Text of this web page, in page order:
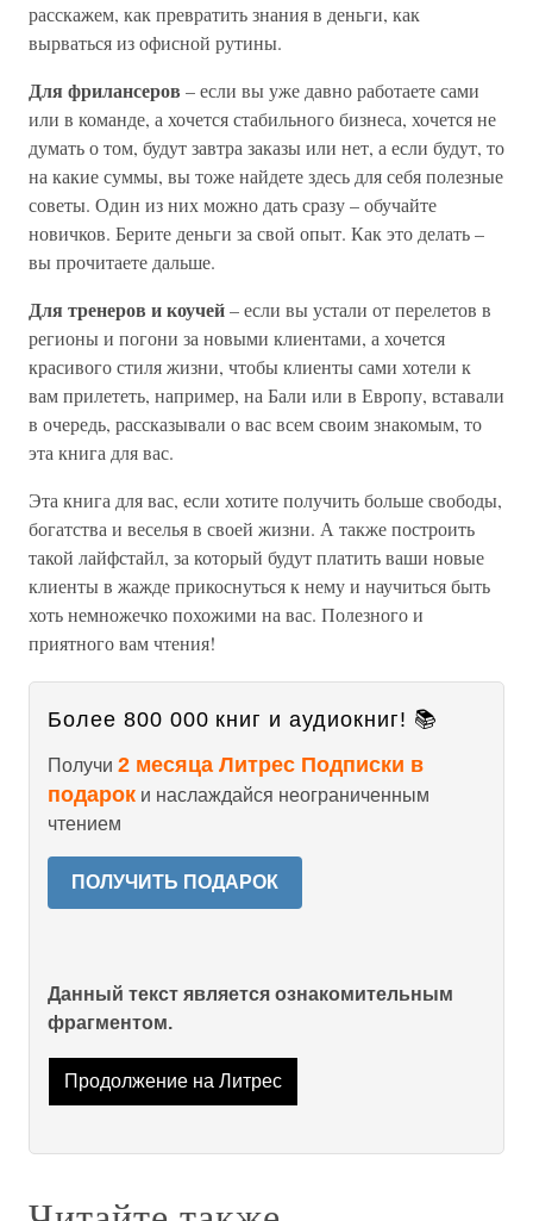
расскажем, как превратить знания в деньги, как
вырваться из офисной рутины.
Для фрилансеров – если вы уже давно работаете сами
или в команде, а хочется стабильного бизнеса, хочется не
думать о том, будут завтра заказы или нет, а если будут, то
на какие суммы, вы тоже найдете здесь для себя полезные
советы. Один из них можно дать сразу – обучайте
новичков. Берите деньги за свой опыт. Как это делать –
вы прочитаете дальше.
Для тренеров и коучей– если вы устали от перелетов в
регионы и погони за новыми клиентами, а хочется
красивого стиля жизни, чтобы клиенты сами хотели к
вам прилететь, например, на Бали или в Европу, вставали
в очередь, рассказывали о вас всем своим знакомым, то
эта книга для вас.
Эта книга для вас, если хотите получить больше свободы,
богатства и веселья в своей жизни. А также построить
такой лайфстайл, за который будут платить ваши новые
клиенты в жажде прикоснуться к нему и научиться быть
хоть немножечко похожими на вас. Полезного и
приятного вам чтения!
Более 800 000 книг и аудиокниг! 📚
Получи 2 месяца Литрес Подписки в
подарок и наслаждайся неограниченным
чтением
ПОЛУЧИТЬ ПОДАРОК
Данный текст является ознакомительным
фрагментом.
Продолжение на Литрес